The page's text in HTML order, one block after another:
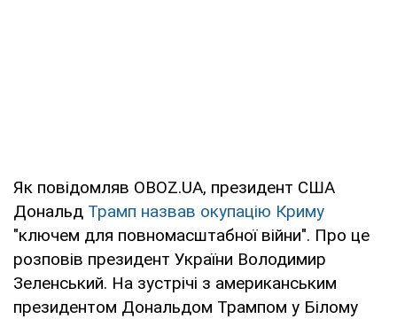
Як повідомляв OBOZ.UA, президент США
Дональд Трамп назвав окупацію Криму
"ключем для повномасштабної війни". Про це
розповів президент України Володимир
Зеленський. На зустрічі з американським
президентом Дональдом Трампом у Білому